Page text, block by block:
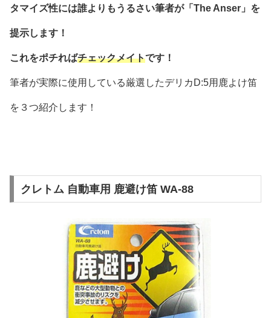
タマイズ性には誰よりもうるさい筆者が「The Anser」を
提示します！
これをポチればチェックメイトです！
筆者が実際に使用している厳選したデリカD:5用鹿よけ笛
を３つ紹介します！
クレトム 自動車用 鹿避け笛 WA-88